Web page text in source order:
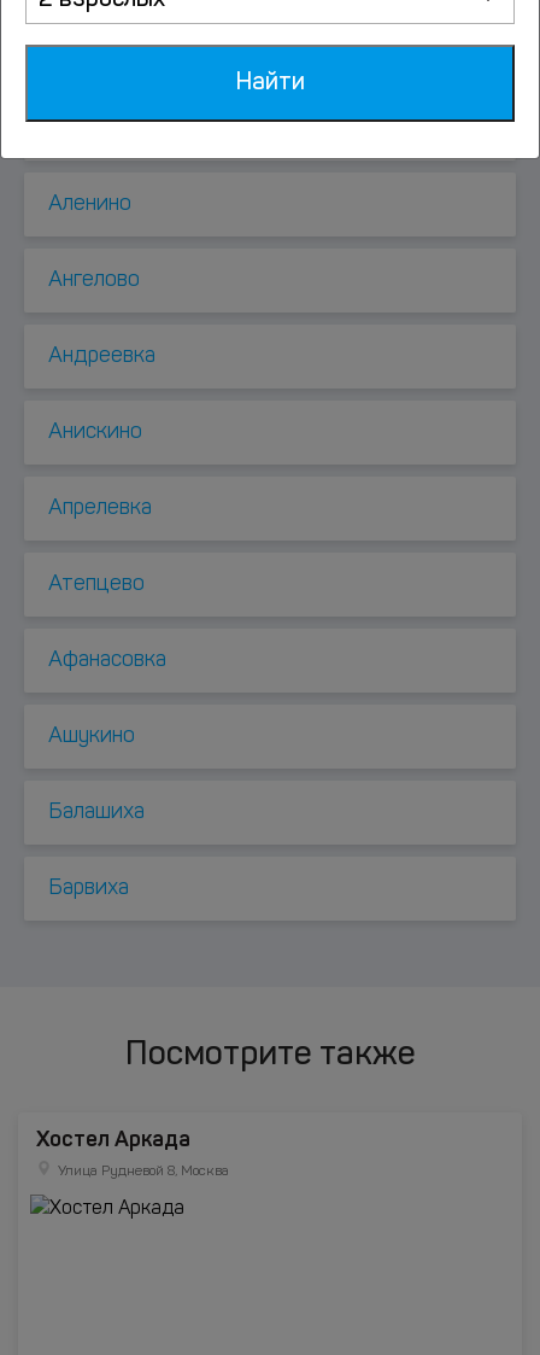
Аксиньино
Алабушево
Аленино
Ангелово
Андреевка
Анискино
Апрелевка
Атепцево
Афанасовка
Ашукино
Балашиха
Барвиха
Посмотрите также
Хостел Аркада
Улица Рудневой 8, Москва
Найти